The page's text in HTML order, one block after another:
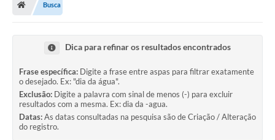
Busca
Dica para refinar os resultados encontrados
Frase específica: Digite a frase entre aspas para filtrar exatamente
o desejado. Ex: "dia da água".
Exclusão: Digite a palavra com sinal de menos (-) para excluir
resultados com a mesma. Ex: dia da -agua.
Datas:As datas consultadas na pesquisa são de Criação / Alteração
do registro.